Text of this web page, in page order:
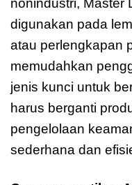
nonindustri, Master
digunakan pada
atau perlengkapan
memudahkan
jenis kunci untuk
harus berganti
pengelolaan
sederhana dan